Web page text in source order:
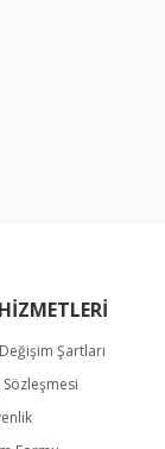
Şartları
Sözleşmesi